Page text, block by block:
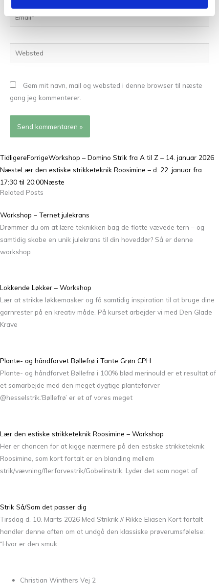
Websted
Gem mit navn, mail og websted i denne browser til næste
gang jeg kommenterer.
TidligereForrigeWorkshop – Domino Strik fra A til Z – 14. januar 2026
NæsteLær den estiske strikketeknik Roosimine – d. 22. januar fra
17:30 til 20:00Næste
Related Posts
Workshop – Ternet julekrans
Drømmer du om at lære teknikken bag de flotte vævede tern – og
samtidig skabe en unik julekrans til din hoveddør? Så er denne
workshop
Lokkende Løkker – Workshop
Lær at strikke løkkemasker og få samtidig inspiration til at bruge dine
garnrester på en kreativ måde. På kurset arbejder vi med Den Glade
Krave
Plante- og håndfarvet Bøllefrø i Tante Grøn CPH
Plante- og håndfarvet Bøllefrø i 100% blød merinould er et resultat af
et samarbejde med den meget dygtige plantefarver
@hesselstrik.‘Bøllefrø’ er et af vores meget
Lær den estiske strikketeknik Roosimine – Workshop
Her er chancen for at kigge nærmere på den estiske strikketeknik
Roosimine, som kort fortalt er en blanding mellem
strik/vævning/flerfarvestrik/Gobelinstrik. Lyder det som noget af
Strik Så/Som det passer dig
Tirsdag d. 10. Marts 2026 Med Strikrik // Rikke Eliasen Kort fortalt
handler denne aften om at undgå den klassiske prøverumsfølelse:
“Hvor er den smuk …
Christian Winthers Vej 2